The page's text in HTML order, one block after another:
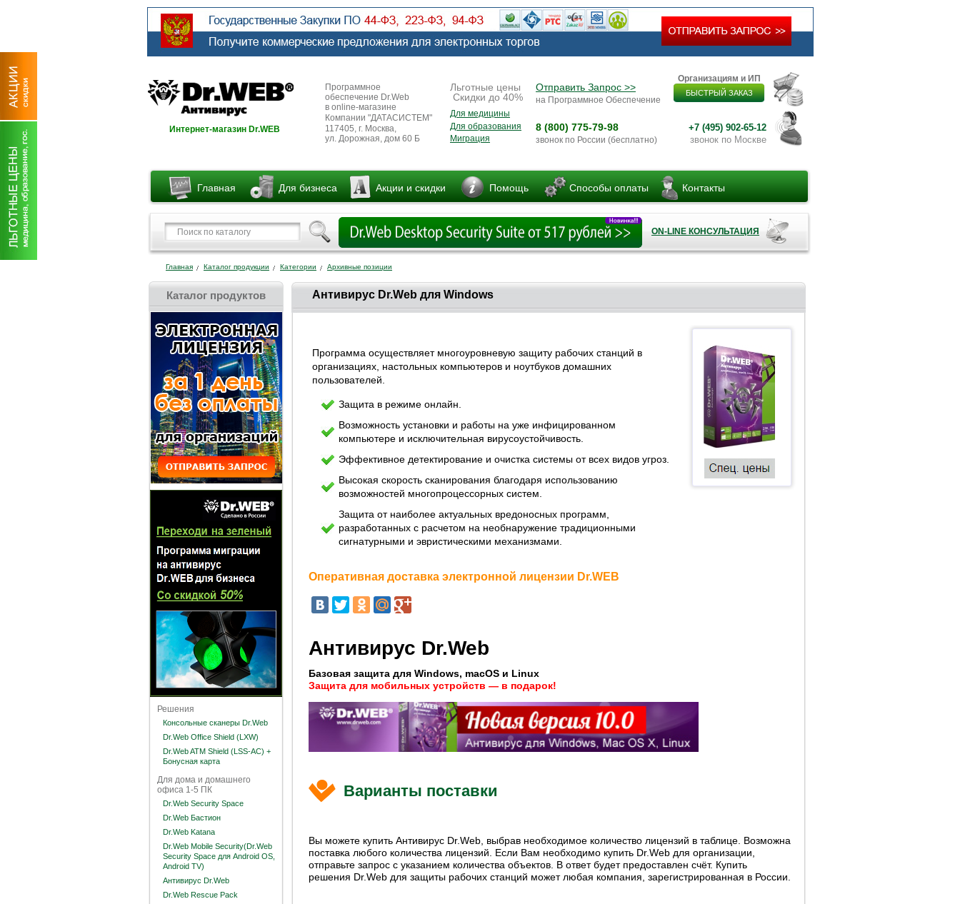
Интернет-магазин Dr.WEB
Программное
обеспечение Dr.Web
в online-магазине
Льготные цены
Скидки до 40%
Для медицины
Отправить Запрос >>
на Программное Обеспечение
Компании "ДАТАСИСТЕМ"
Для образования
117405, г. Москва,
Миграция
8 (800) 775-79-98
звонок по России (бесплатно)
ул. Дорожная, дом 60 Б
Организациям и ИП
БЫСТРЫЙ ЗАКАЗ
+7 (495) 902-65-12
звонок по Москве
Главная Для бизнеса Акции и скидки Помощь Способы оплаты Контакты
ON-LINE КОНСУЛЬТАЦИЯ
Главная Каталог продукции Категории Архивные позиции
Каталог продуктов
Решения
Консольные сканеры Dr.Web
Dr.Web Office Shield (LXW)
Dr.Web ATM Shield (LSS-AC) +
Бонусная карта
Для дома и домашнего
офиса 1-5 ПК
Dr.Web Security Space
Dr.Web Бастион
Dr.Web Katana
Dr.Web Mobile Security(Dr.Web
Security Space для Android OS,
Android TV)
Антивирус Dr.Web
Dr.Web Rescue Pack
Антивирус Dr.Web для Windows
Программа осуществляет многоуровневую защиту рабочих станций в
организациях, настольных компьютеров и ноутбуков домашних
пользователей.
Защита в режиме онлайн.
Возможность установки и работы на уже инфицированном
компьютере и исключительная вирусоустойчивость.
Эффективное детектирование и очистка системы от всех видов угроз.
Высокая скорость сканирования благодаря использованию
возможностей многопроцессорных систем.
Защита от наиболее актуальных вредоносных программ,
разработанных с расчетом на необнаружение традиционными
сигнатурными и эвристическими механизмами.
Оперативная доставка электронной лицензии Dr.WEB
Антивирус Dr.Web
Базовая защита для Windows, macOS и Linux
Защита для мобильных устройств — в подарок!
Варианты поставки
Вы можете купить Антивирус Dr.Web, выбрав необходимое количество лицензий в таблице. Возможна
поставка любого количества лицензий. Если Вам необходимо купить Dr.Web для организации,
отправьте запрос с указанием количества объектов. В ответ будет предоставлен счёт. Купить
решения Dr.Web для защиты рабочих станций может любая компания, зарегистрированная в России.